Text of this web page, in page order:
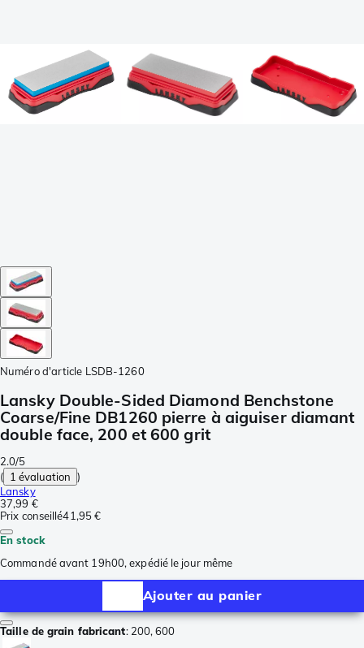
Numéro d'article LSDB-1260
Lansky Double-Sided Diamond Benchstone
Coarse/Fine DB1260 pierre à aiguiser diamant
double face, 200 et 600 grit
2.0/5
( 1 évaluation )
Lansky
37,99 €
Prix conseillé41,95 €
En stock
Commandé avant 19h00, expédié le jour même
Ajouter au panier
Taille de grain fabricant: 200, 600